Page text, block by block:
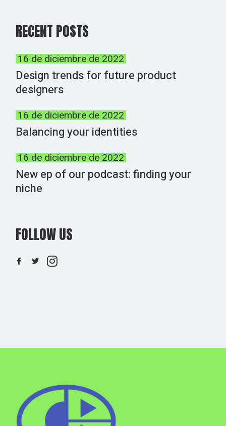
RECENT POSTS
16 de diciembre de 2022
Design trends for future product
designers
16 de diciembre de 2022
Balancing your identities
16 de diciembre de 2022
New ep of our podcast: finding your
niche
FOLLOW US